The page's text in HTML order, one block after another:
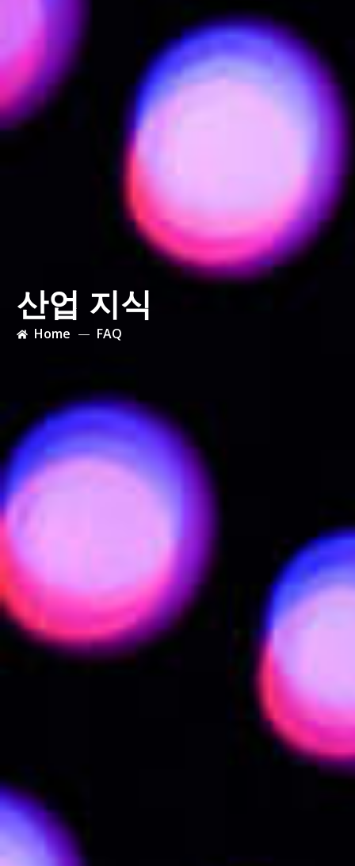
산업 지식
Home FAQ